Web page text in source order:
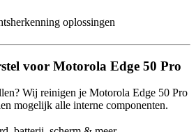
oplossingen
voor Motorola Edge 50 Pro
Wij reinigen je Motorola Edge 50 Pro
mogelijk alle interne componenten.